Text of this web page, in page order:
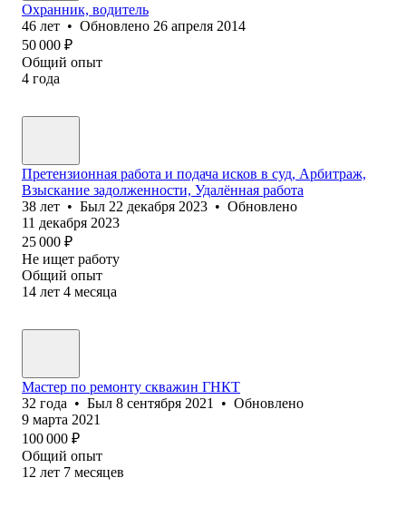
Охранник, водитель
46 лет • Обновлено 26 апреля 2014
50 000 ₽
Общий опыт
4 года
Претензионная работа и подача исков в суд, Арбитраж,
Взыскание задолженности, Удалённая работа
38 лет • Был 22 декабря 2023 • Обновлено
11 декабря 2023
25 000 ₽
Не ищет работу
Общий опыт
14 лет 4 месяца
Мастер по ремонту скважин ГНКТ
32 года • Был 8 сентября 2021 • Обновлено
9 марта 2021
100 000 ₽
Общий опыт
12 лет 7 месяцев